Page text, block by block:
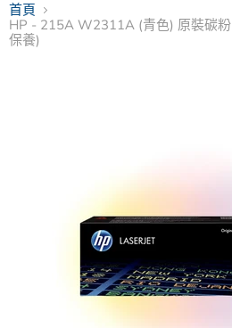
首頁
HP - 215A W2311A (青色) 原裝碳
保養)